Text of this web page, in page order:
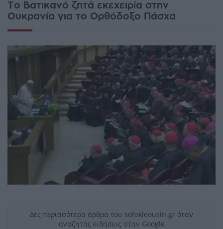
Το Βατικανό ζητά εκεχειρία στην
Ουκρανία για το Ορθόδοξο Πάσχα
Δες περισσότερα άρθρα του sofokleousin.gr όταν
αναζητάς ειδήσεις στην Google